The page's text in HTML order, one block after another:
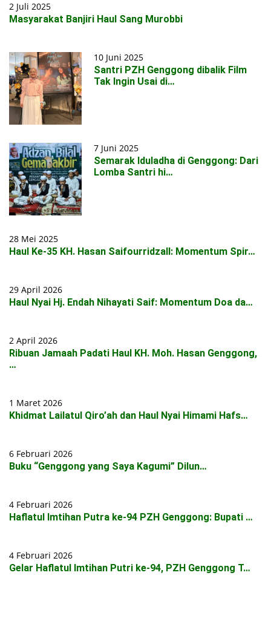
2 Juli 2025
Masyarakat Banjiri Haul Sang Murobbi
10 Juni 2025
Santri PZH Genggong dibalik Film
Tak Ingin Usai di…
7 Juni 2025
Semarak Iduladha di Genggong: Dari
Lomba Santri hi…
28 Mei 2025
Haul Ke-35 KH. Hasan Saifourridzall: Momentum Spir…
29 April 2026
Haul Nyai Hj. Endah Nihayati Saif: Momentum Doa da…
2 April 2026
Ribuan Jamaah Padati Haul KH. Moh. Hasan Genggong,
…
1 Maret 2026
Khidmat Lailatul Qiro’ah dan Haul Nyai Himami Hafs…
6 Februari 2026
Buku “Genggong yang Saya Kagumi” Dilun…
4 Februari 2026
Haflatul Imtihan Putra ke-94 PZH Genggong: Bupati …
4 Februari 2026
Gelar Haflatul Imtihan Putri ke-94, PZH Genggong T…